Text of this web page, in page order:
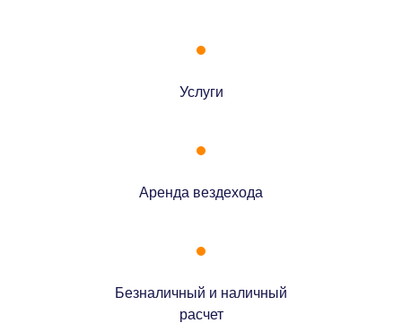
Услуги
Аренда вездехода
Безналичный и наличный
расчет